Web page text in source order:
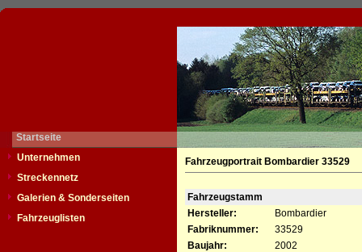
Startseite
Unternehmen
Streckennetz
Galerien & Sonderseiten
Fahrzeuglisten
Fahrzeugportrait Bombardier 33529
Fahrzeugstamm
Hersteller:
Bombardier
Fabriknummer:
33529
Baujahr:
2002